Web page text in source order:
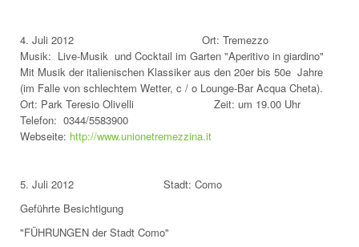
4. Juli 2012 Ort: Tremezzo
Musik: Live-Musik und Cocktail im Garten "Aperitivo in giardino"
Mit Musik der italienischen Klassiker aus den 20er bis 50e Jahre
(im Falle von schlechtem Wetter, c / o Lounge-Bar Acqua Cheta).
Ort: Park Teresio Olivelli Zeit: um 19.00 Uhr
Telefon: 0344/5583900
Webseite: http://www.unionetremezzina.it
5. Juli 2012 Stadt: Como
Geführte Besichtigung
"FÜHRUNGEN der Stadt Como"